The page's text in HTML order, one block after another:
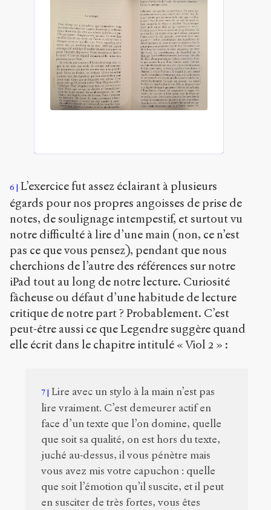
6
L’exercice fut assez éclairant à plusieurs
égards pour nos propres angoisses de prise de
notes, de soulignage intempestif, et surtout vu
notre difficulté à lire d’une main (non, ce n’est
pas ce que vous pensez), pendant que nous
cherchions de l’autre des références sur notre
iPad tout au long de notre lecture. Curiosité
fâcheuse ou défaut d’une habitude de lecture
critique de notre part ? Probablement. C’est
peut-être aussi ce que Legendre suggère quand
elle écrit dans le chapitre intitulé « Viol 2 » :
7
Lire avec un stylo à la main n’est pas
lire vraiment. C’est demeurer actif en
face d’un texte que l’on domine, quelle
que soit sa qualité, on est hors du texte,
juché au-dessus, il vous pénètre mais
vous avez mis votre capuchon : quelle
que soit l’émotion qu’il suscite, et il peut
en susciter de très fortes, vous êtes